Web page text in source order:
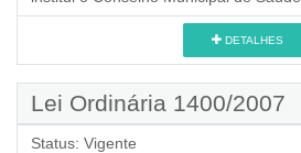
DETALHES
Lei Ordinária 1400/2007
Status: Vigente